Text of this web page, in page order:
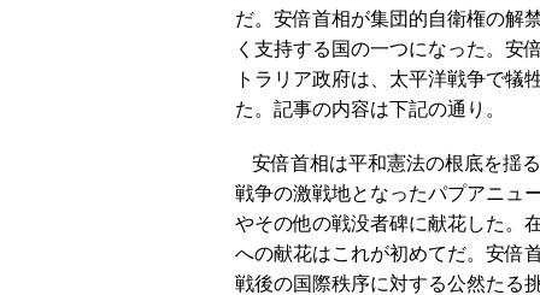
だ。安倍首相が集団的自衛権の解
く支持する国の一つになった。安
トラリア政府は、太平洋戦争で犠
た。記事の内容は下記の通り。
安倍首相は平和憲法の根底を揺
戦争の激戦地となったパプアニュ
やその他の戦没者碑に献花した。
への献花はこれが初めてだ。安倍
戦後の国際秩序に対する公然たる